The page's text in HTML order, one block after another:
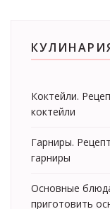
Коктейли.
коктейли
Гарниры.
гарниры
Основные
приготовить